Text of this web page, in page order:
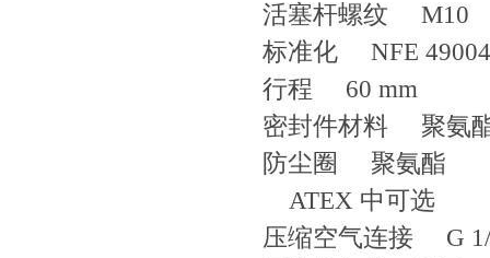
活塞杆螺纹 M10
标准化 NFE 49004
行程 60 mm
密封件材料 聚氨
防尘圈 聚氨酯
ATEX 中可选
压缩空气连接 G